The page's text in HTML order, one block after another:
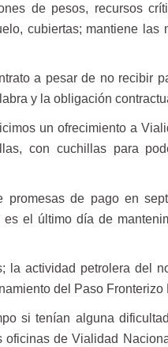
de pesos, recursos
cubiertas; mantiene las
a pesar de no recibir
y la obligación
un ofrecimiento a
con cuchillas para
de pago en
el último día de
la actividad petrolera del
del Paso Fronterizo
si tenían alguna
de Vialidad